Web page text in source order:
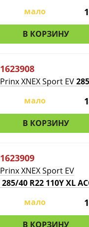
мало
В КОРЗИНУ
1623908
Prinx XNEX Sport EV
мало
В КОРЗИНУ
1623909
Prinx XNEX Sport EV
285/40 R22 110Y XL
мало
В КОРЗИНУ